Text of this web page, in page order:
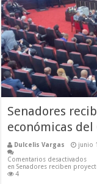
Senadores
económicas del
Dulcelis Vargas junio
Comentarios desactivados
en Senadores reciben
4